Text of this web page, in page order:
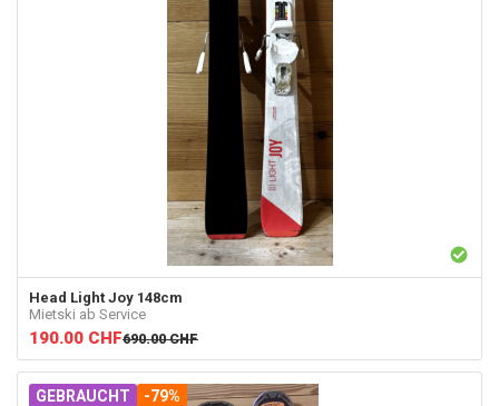
Head Light Joy 148cm
Mietski ab Service
190.00 CHF690.00 CHF
GEBRAUCHT -79%